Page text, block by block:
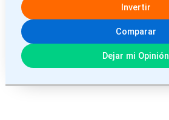
Invertir
Comparar
Dejar mi Opinión